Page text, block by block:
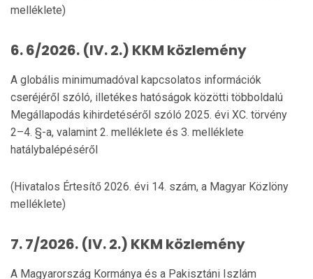
melléklete)
6. 6/2026. (IV. 2.) KKM közlemény
A globális minimumadóval kapcsolatos információk
cseréjéről szóló, illetékes hatóságok közötti többoldalú
Megállapodás kihirdetéséről szóló 2025. évi XC. törvény
2–4. §-a, valamint 2. melléklete és 3. melléklete
hatálybalépéséről
(Hivatalos Értesítő 2026. évi 14. szám, a Magyar Közlöny
melléklete)
7. 7/2026. (IV. 2.) KKM közlemény
A Magyarország Kormánya és a Pakisztáni Iszlám